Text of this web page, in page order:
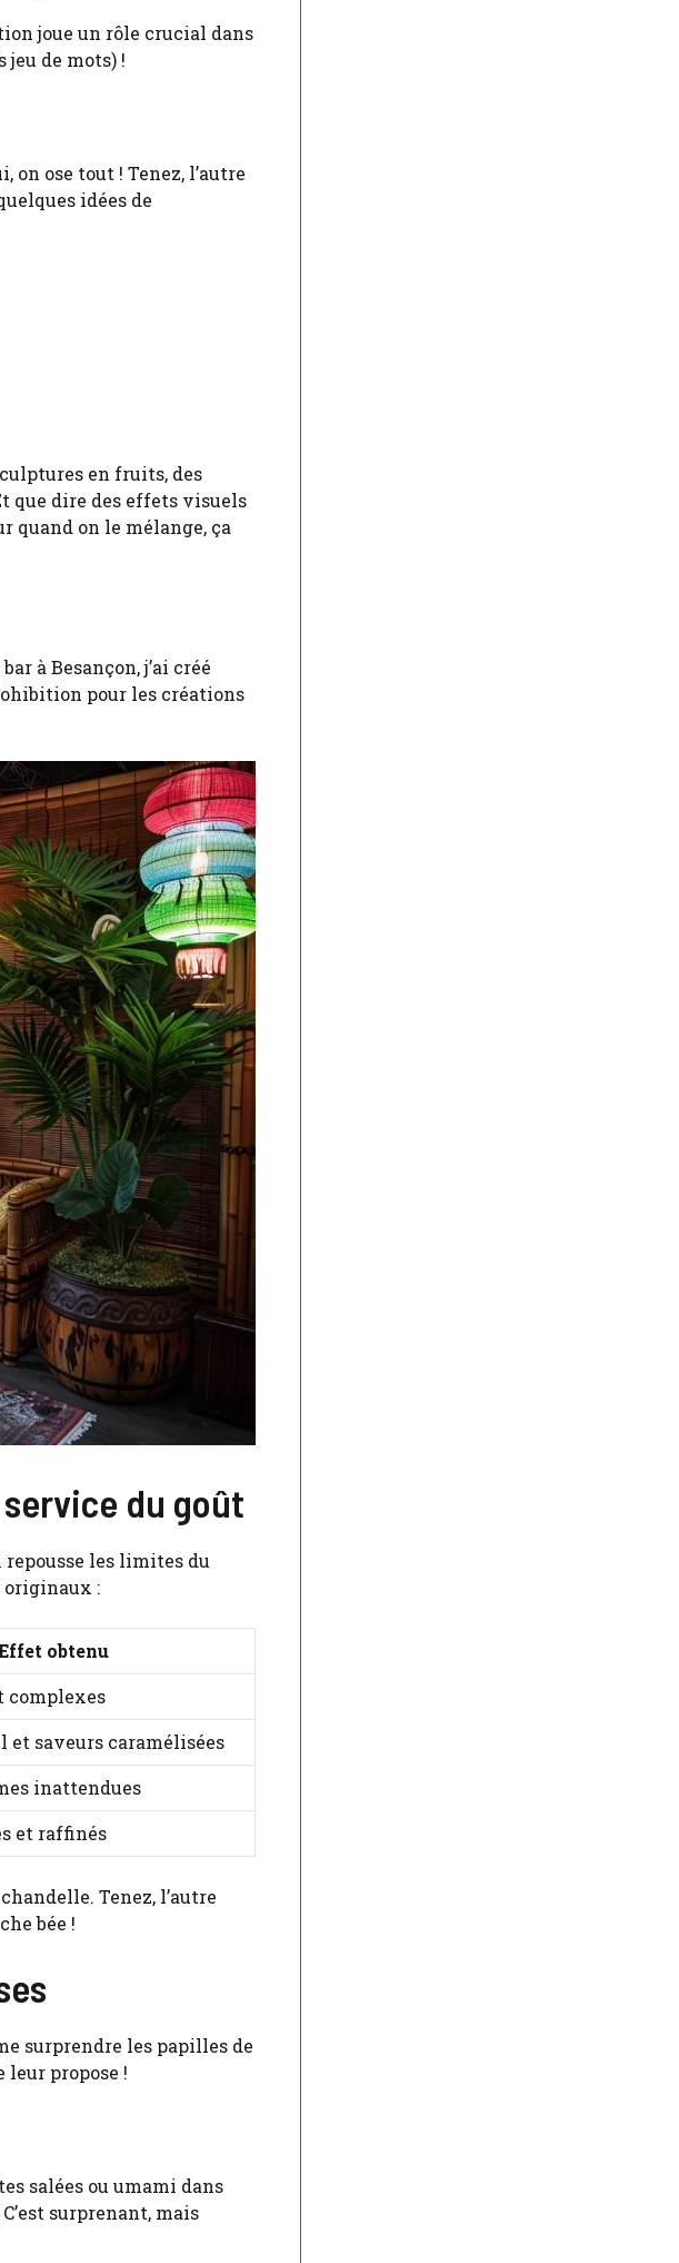
joue un rôle crucial dans
jeu de mots) !
ose tout ! Tenez, l’autre
idées de
en fruits, des
que dire des effets visuels
quand on le mélange, ça
à Besançon, j’ai créé
pour les créations
du goût
repousse les limites du
originaux :
obtenu
complexes
et saveurs caramélisées
inattendues
et raffinés
Tenez, l’autre
bée !
surprendre les papilles de
propose !
salées ou umami dans
surprenant, mais